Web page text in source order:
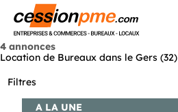
4 annonces
Location de Bureaux dans le Gers (32)
Filtres
A LA UNE